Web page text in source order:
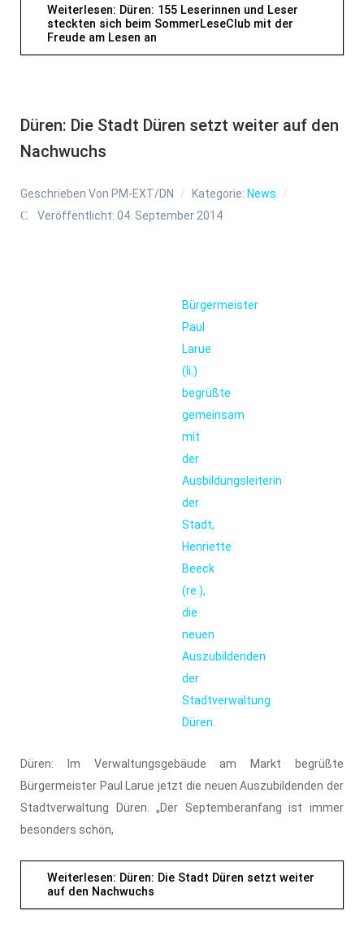
Weiterlesen: Düren: 155 Leserinnen und Leser
steckten sich beim SommerLeseClub mit der
Freude am Lesen an
Düren: Die Stadt Düren setzt weiter auf den
Nachwuchs
Geschrieben Von PM-EXT/DN Kategorie: News
Veröffentlicht: 04. September 2014
Bürgermeister
Paul
Larue
(li.)
begrüßte
gemeinsam
mit
der
Ausbildungsleiterin
der
Stadt,
Henriette
Beeck
(re.),
die
neuen
Auszubildenden
der
Stadtverwaltung
Düren.
Düren: Im Verwaltungsgebäude am Markt begrüßte
Bürgermeister Paul Larue jetzt die neuen Auszubildenden der
Stadtverwaltung Düren. „Der Septemberanfang ist immer
besonders schön,
Weiterlesen: Düren: Die Stadt Düren setzt weiter
auf den Nachwuchs